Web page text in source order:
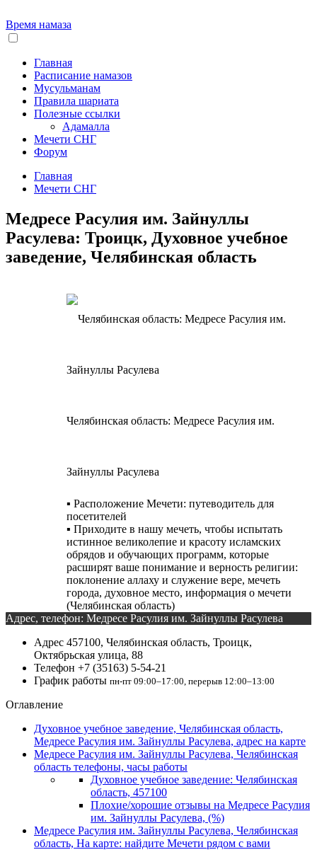
Время намаза
Главная
Расписание намазов
Мусульманам
Правила шариата
Полезные ссылки
Адамалла
Мечети СНГ
Форум
Главная
Мечети СНГ
Медресе Расулия им. Зайнуллы
Расулева: Троицк, Духовное учебное
заведение, Челябинская область
Челябинская область: Медресе Расулия им.
Зайнуллы Расулева
▪️ Расположение Мечети: путеводитель для
посетителей
▪️ Приходите в нашу мечеть, чтобы испытать
истинное великолепие и красоту исламских
обрядов и обучающих программ, которые
расширят ваше понимание и верность религии:
поклонение аллаху и служение вере, мечеть
города, духовное место, информация о мечети
(Челябинская область)
Адрес, телефон: Медресе Расулия им. Зайнуллы Расулева
Адрес 457100, Челябинская область, Троицк,
Октябрьская улица, 88
Телефон +7 (35163) 5-54-21
График работы пн-пт 09:00–17:00, перерыв 12:00–13:00
Оглавление
Духовное учебное заведение, Челябинская область,
Медресе Расулия им. Зайнуллы Расулева, адрес на карте
Медресе Расулия им. Зайнуллы Расулева, Челябинская
область телефоны, часы работы
Духовное учебное заведение: Челябинская
область, 457100
Плохие/хорошие отзывы на Медресе Расулия
им. Зайнуллы Расулева, (%)
Медресе Расулия им. Зайнуллы Расулева, Челябинская
область, На карте: найдите Мечети рядом с вами